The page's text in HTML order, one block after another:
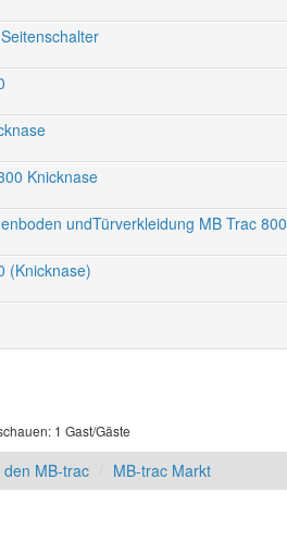
Knicknase
undTürverkleidung MB Trac 800
(Knicknase)
1 Gast/Gäste
den MB-trac MB-trac Markt